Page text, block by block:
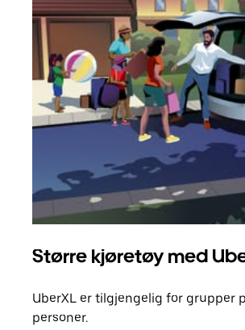
Større kjøretøy med
UberXL er tilgjengelig for grupper
personer.